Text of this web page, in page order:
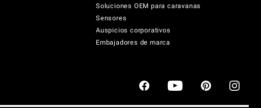
Soluciones OEM para caravanas
Sensores
Auspicios corporativos
Embajadores de marca